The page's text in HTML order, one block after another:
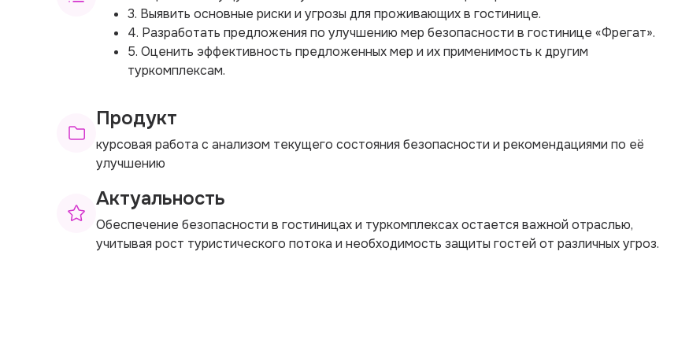
3. Выявить основные риски и угрозы для проживающих в гостинице.
4. Разработать предложения по улучшению мер безопасности в гостинице «Фрегат».
5. Оценить эффективность предложенных мер и их применимость к другим
туркомплексам.
Продукт
курсовая работа с анализом текущего состояния безопасности и рекомендациями по её
улучшению
Актуальность
Обеспечение безопасности в гостиницах и туркомплексах остается важной отраслью,
учитывая рост туристического потока и необходимость защиты гостей от различных угроз.